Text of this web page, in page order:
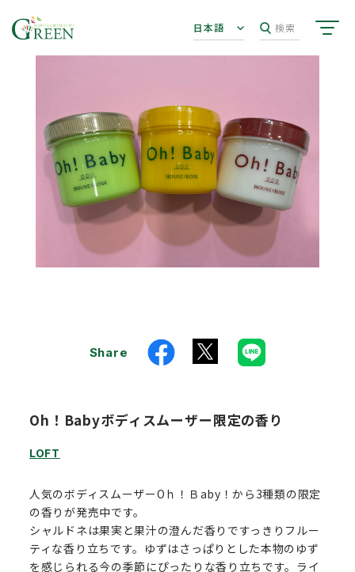
日本語 検索
Share
Oh！Babyボディスムーザー限定の香り
LOFT
人気のボディスムーザーOｈ！Ｂaby！から3種類の限定
の香りが発売中です。
シャルドネは果実と果汁の澄んだ香りですっきりフルー
ティな香り立ちです。ゆずはさっぱりとした本物のゆず
を感じられる今の季節にぴったりな香り立ちです。ライ